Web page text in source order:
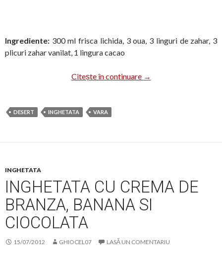
Ingrediente: 300 ml frisca lichida, 3 oua, 3 linguri de zahar, 3
plicuri zahar vanilat, 1 lingura cacao
Citește în continuare Inghetata bicolora
→
DESERT INGHETATA VARA
INGHETATA
INGHETATA CU CREMA DE
BRANZA, BANANA SI
CIOCOLATA
15/07/2012 GHIOCEL07 LASĂ UN COMENTARIU